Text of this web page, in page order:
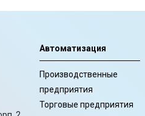
Автоматизация
Производственные
предприятия
Торговые предприятия